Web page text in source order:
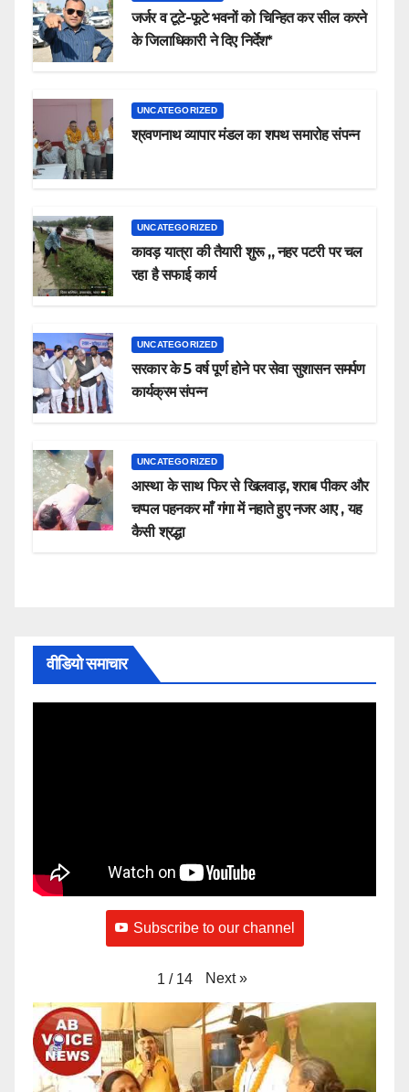
जर्जर व टूटे-फूटे भवनों को चिन्हित कर सील करने
के जिलाधिकारी ने दिए निर्देश*
UNCATEGORIZED
श्रवणनाथ व्यापार मंडल का शपथ समारोह संपन्न
UNCATEGORIZED
कावड़ यात्रा की तैयारी शुरू ,, नहर पटरी पर चल
रहा है सफाई कार्य
UNCATEGORIZED
सरकार के 5 वर्ष पूर्ण होने पर सेवा सुशासन समर्पण
कार्यक्रम संपन्न
UNCATEGORIZED
आस्था के साथ फिर से खिलवाड़, शराब पीकर और
चप्पल पहनकर माँ गंगा में नहाते हुए नजर आए , यह
कैसी श्रद्धा
वीडियो समाचार
Subscribe to our channel
1 / 14 Next »